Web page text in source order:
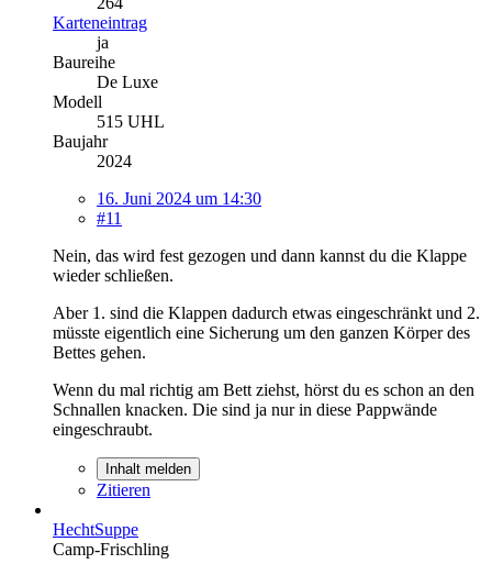
Karteneintrag
ja
Baureihe
De Luxe
Modell
515 UHL
Baujahr
2024
16. Juni 2024 um 14:30
#11
Nein, das wird fest gezogen und dann kannst du die Klappe
wieder schließen.
Aber 1. sind die Klappen dadurch etwas eingeschränkt und 2.
müsste eigentlich eine Sicherung um den ganzen Körper des
Bettes gehen.
Wenn du mal richtig am Bett ziehst, hörst du es schon an den
Schnallen knacken. Die sind ja nur in diese Pappwände
eingeschraubt.
Inhalt melden
Zitieren
HechtSuppe
Camp-Frischling